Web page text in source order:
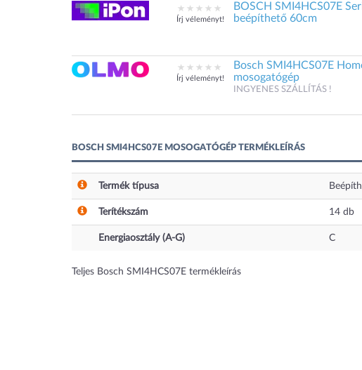
Írj véleményt!
BOSCH SMI4HCS07E
beépíthető 60cm
Írj véleményt!
Bosch SMI4HCS07E
mosogatógép
INGYENES SZÁLLÍTÁS !
BOSCH SMI4HCS07E MOSOGATÓGÉP TERMÉKLEÍRÁS
Termék típusa
Terítékszám 14 db
Energiaosztály (A-G) C
Teljes Bosch SMI4HCS07E termékleírás